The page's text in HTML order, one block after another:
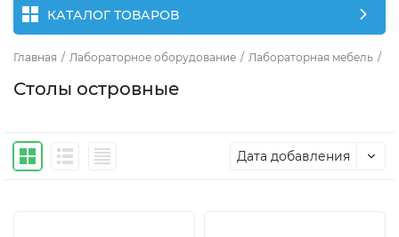
КАТАЛОГ ТОВАРОВ
Главная / Лабораторное оборудование / Лабораторная мебель /
Столы островные
Дата добавления